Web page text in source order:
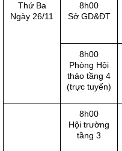
Thứ Ba
Ngày 26/11
8h00
Sở GD&ĐT
8h00
Phòng Hội
thảo tầng 4
(trực tuyến)
8h00
Hội trường
tầng 3